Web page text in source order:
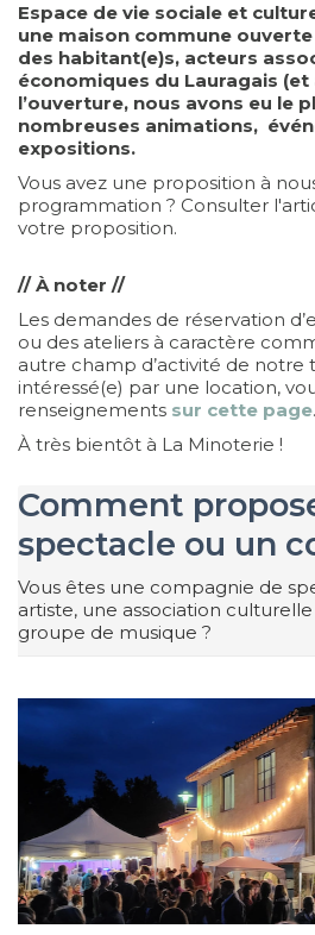
Espace de vie sociale et
une maison commune
des habitant(e)s, acteurs
économiques du Lauragais (et
l’ouverture, nous avons eu le
nombreuses animations,
expositions.
Vous avez une proposition à
programmation ? Consulter
votre proposition.
// À noter //
Les demandes de réservation
ou des ateliers à caractère
autre champ d’activité de notre
intéressé(e) par une location,
renseignements sur cette page.
À très bientôt à La Minoterie !
Comment
spectacle ou un
Vous êtes une compagnie de
artiste, une association
groupe de musique ?